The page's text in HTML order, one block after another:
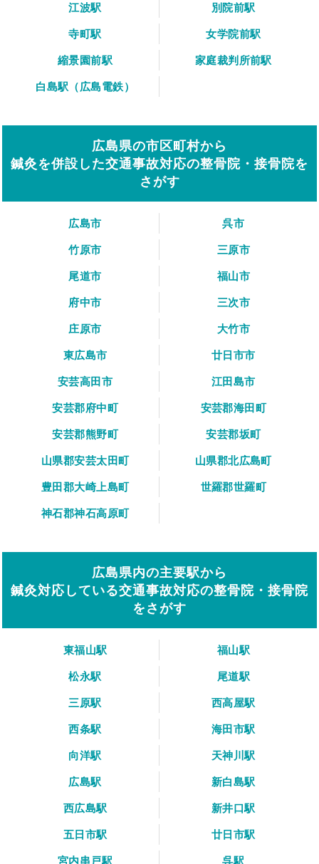
江波駅
別院前駅
寺町駅
女学院前駅
縮景園前駅
家庭裁判所前駅
白島駅（広島電鉄）
広島県の市区町村から
鍼灸を併設した交通事故対応の整骨院・接骨院を
さがす
広島市
呉市
竹原市
三原市
尾道市
福山市
府中市
三次市
庄原市
大竹市
東広島市
廿日市市
安芸高田市
江田島市
安芸郡府中町
安芸郡海田町
安芸郡熊野町
安芸郡坂町
山県郡安芸太田町
山県郡北広島町
豊田郡大崎上島町
世羅郡世羅町
神石郡神石高原町
広島県内の主要駅から
鍼灸対応している交通事故対応の整骨院・接骨院
をさがす
東福山駅
福山駅
松永駅
尾道駅
三原駅
西高屋駅
西条駅
海田市駅
向洋駅
天神川駅
広島駅
新白島駅
西広島駅
新井口駅
五日市駅
廿日市駅
宮内串戸駅
呉駅